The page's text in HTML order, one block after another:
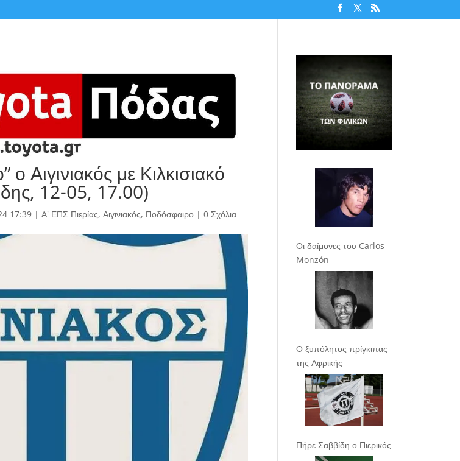
ο Αιγινιακός με Κιλκισιακό
12-05, 17.00)
17:39| Α' ΕΠΣ Πιερίας, Αιγινιακός, Ποδόσφαιρο| 0 Σχόλια
Οι δαίμονες του Carlos
Monzón
Ο ξυπόλητος πρίγκιπας
της Αφρικής
Πήρε Σαββίδη ο Πιερικός